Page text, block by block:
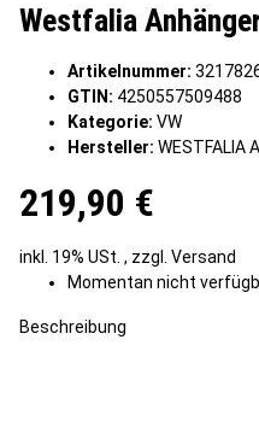
Westfalia
Artikelnummer:
GTIN: 4250557509488
Kategorie: VW
Hersteller: WESTFALIA
219,90 €
inkl. 19% USt. , zzgl. Versand
Momentan nicht
Beschreibung